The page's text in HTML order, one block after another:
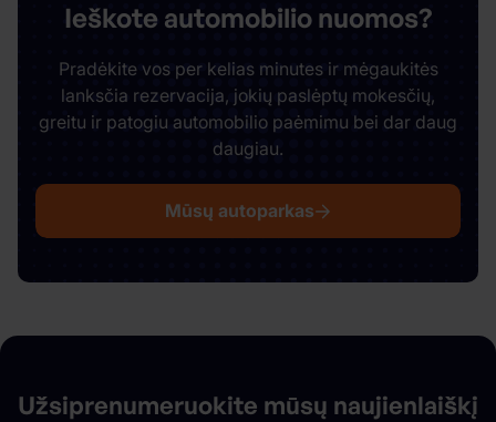
Ieškote automobilio nuomos?
Pradėkite vos per kelias minutes ir mėgaukitės
lanksčia rezervacija, jokių paslėptų mokesčių,
greitu ir patogiu automobilio paėmimu bei dar daug
daugiau.
Mūsų autoparkas
Užsiprenumeruokite mūsų naujienlaiškį